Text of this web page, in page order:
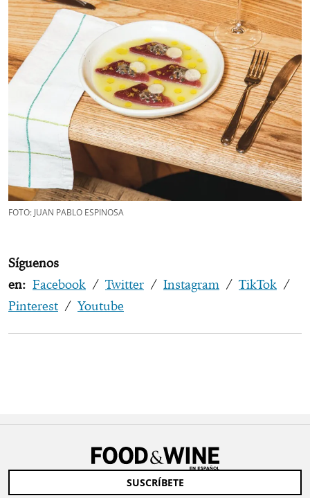
FOTO: JUAN PABLO ESPINOSA
Síguenos
en: Facebook / Twitter / Instagram / TikTok /
Pinterest / Youtube
SUSCRÍBETE